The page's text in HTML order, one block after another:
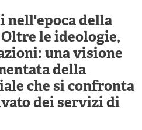
nell'epoca della
le ideologie,
una visione
della
che si confronta
dei servizi di